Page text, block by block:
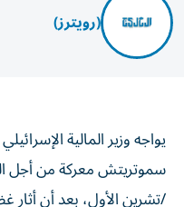
(رويترز)
يواجه وزير المالية
سموتريتش معركة من أجل
/تشرين الأول، بعد أن